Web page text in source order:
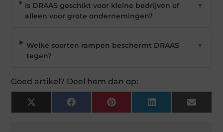
Is DRAAS geschikt voor kleine bedrijven of
alleen voor grote ondernemingen?
▼
Welke soorten rampen beschermt DRAAS
tegen?
▼
Goed artikel? Deel hem dan op:
X
(Twitter)
Facebook Pinterest LinkedIn Email